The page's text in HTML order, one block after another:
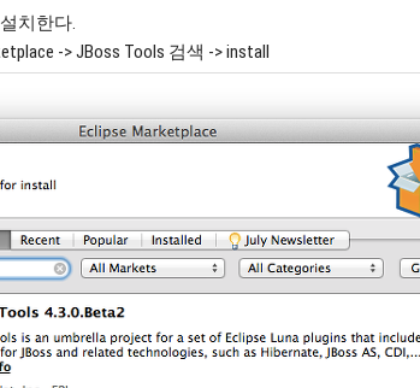
치한다.
-> JBoss Tools 검색 -> install